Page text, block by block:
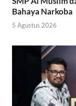
Bahaya Narkoba
5 Agustus 2026